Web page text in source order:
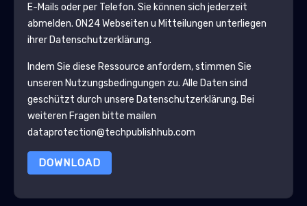
E-Mails oder per Telefon. Sie können sich jederzeit
abmelden. ON24Webseiten u Mitteilungen unterliegen
ihrer Datenschutzerklärung.
Indem Sie diese Ressource anfordern, stimmen Sie
unseren Nutzungsbedingungen zu. Alle Daten sind
geschützt durch unsere Datenschutzerklärung. Bei
weiteren Fragen bitte mailen
dataprotection@techpublishhub.com
DOWNLOAD